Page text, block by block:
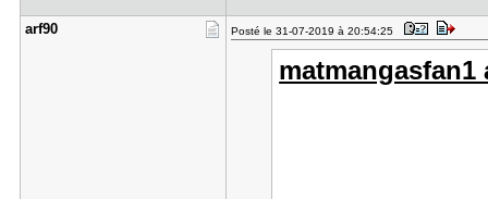
arf90 Posté le 31-07-2019 à 20:54:25
matmangasfan1